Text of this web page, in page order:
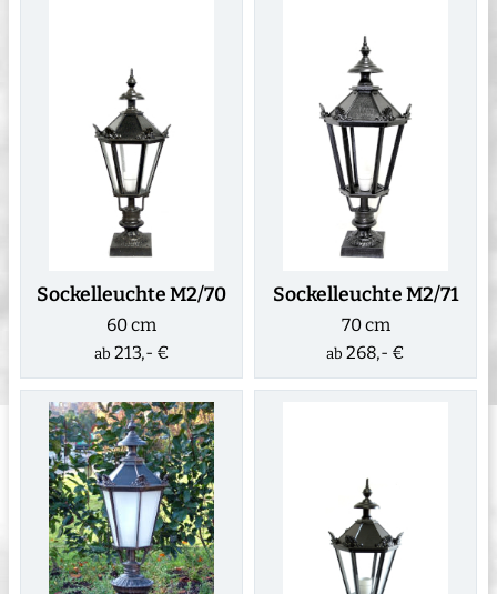
Sockelleuchte M2/70
60 cm
ab 213,- €
Sockelleuchte M2/71
70 cm
ab 268,- €